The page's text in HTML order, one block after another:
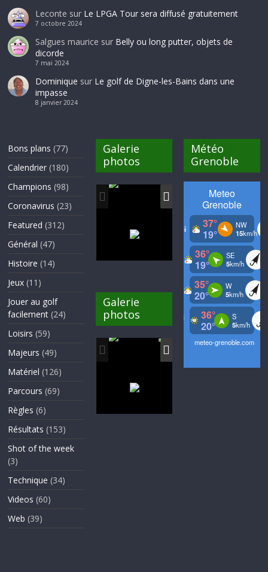
Leconte sur Le LPGA Tour sera diffusé gratuitement
7 octobre 2024
Salgues maurice sur Belly ou long putter, objets de
dicorde
7 mai 2024
Dominique sur Le golf de Digne-les-Bains dans une
impasse
8 janvier 2024
Bons plans (77)
Calendrier (180)
Champions (98)
Coronavirus (23)
Featured (312)
Général (47)
Histoire (14)
Jeux (11)
Jouer au golf
facilement (24)
Loisirs (59)
Majeurs (49)
Matériel (126)
Parcours (69)
Règles (6)
Résultats (153)
Shot of the week
(3)
Technique (34)
Videos (60)
Web (39)
Galerie
photos
Galerie
photos
Météo
Grenoble